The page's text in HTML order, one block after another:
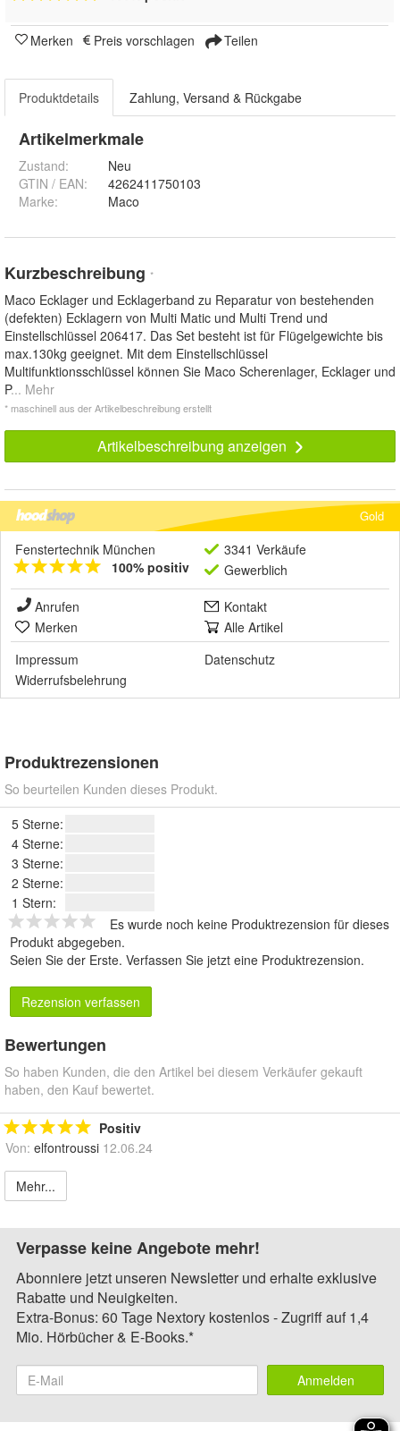
Merken Preis vorschlagen Teilen
Produktdetails Zahlung, Versand & Rückgabe
Artikelmerkmale
Zustand:
Neu
GTIN / EAN:
4262411750103
Marke:
Maco
Kurzbeschreibung *
Maco Ecklager und Ecklagerband zu Reparatur von bestehenden
(defekten) Ecklagern von Multi Matic und Multi Trend und
Einstellschlüssel 206417. Das Set besteht ist für Flügelgewichte bis
max.130kg geeignet. Mit dem Einstellschlüssel
Multifunktionsschlüssel können Sie Maco Scherenlager, Ecklager und
P... Mehr
* maschinell aus der Artikelbeschreibung erstellt
Artikelbeschreibung anzeigen
Gold
Fenstertechnik München
100% positiv
3341 Verkäufe
Gewerblich
Anrufen
Kontakt
Merken
Alle Artikel
Impressum
Datenschutz
Widerrufsbelehrung
Produktrezensionen
So beurteilen Kunden dieses Produkt.
5 Sterne:
4 Sterne:
3 Sterne:
2 Sterne:
1 Stern:
Es wurde noch keine Produktrezension für dieses
Produkt abgegeben.
Seien Sie der Erste. Verfassen Sie jetzt eine Produktrezension.
Rezension verfassen
Bewertungen
So haben Kunden, die den Artikel bei diesem Verkäufer gekauft
haben, den Kauf bewertet.
Positiv
Von: elfontroussi 12.06.24
Mehr...
Verpasse keine Angebote mehr!
Abonniere jetzt unseren Newsletter und erhalte exklusive
Rabatte und Neuigkeiten.
Extra-Bonus: 60 Tage Nextory kostenlos - Zugriff auf 1,4
Mio. Hörbücher & E-Books.*
Anmelden